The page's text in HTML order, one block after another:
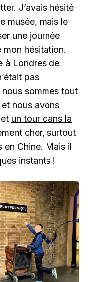
J’avais hésité
musée, mais le
une journée
mon hésitation.
à Londres de
pas
sommes tout
et nous avons
un tour dans la
cher, surtout
en Chine. Mais il
instants !